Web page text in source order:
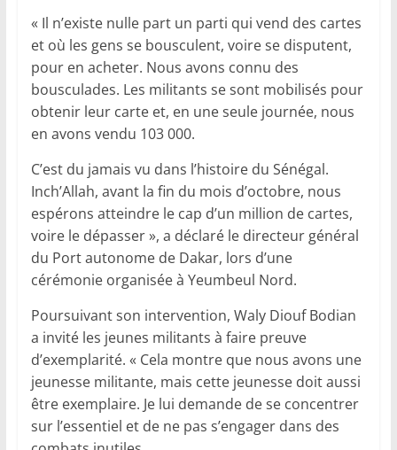
« Il n’existe nulle part un parti qui vend des cartes
et où les gens se bousculent, voire se disputent,
pour en acheter. Nous avons connu des
bousculades. Les militants se sont mobilisés pour
obtenir leur carte et, en une seule journée, nous
en avons vendu 103 000.
C’est du jamais vu dans l’histoire du Sénégal.
Inch’Allah, avant la fin du mois d’octobre, nous
espérons atteindre le cap d’un million de cartes,
voire le dépasser », a déclaré le directeur général
du Port autonome de Dakar, lors d’une
cérémonie organisée à Yeumbeul Nord.
Poursuivant son intervention, Waly Diouf Bodian
a invité les jeunes militants à faire preuve
d’exemplarité. « Cela montre que nous avons une
jeunesse militante, mais cette jeunesse doit aussi
être exemplaire. Je lui demande de se concentrer
sur l’essentiel et de ne pas s’engager dans des